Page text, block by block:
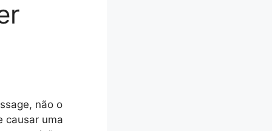
não o
causar uma